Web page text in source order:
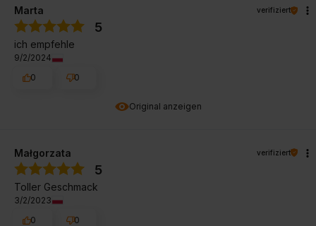
Original anzeigen
Marta verifiziert
5
ich empfehle
9/2/2024
0
0
Małgorzata verifiziert
5
Toller Geschmack
3/2/2023
0
0